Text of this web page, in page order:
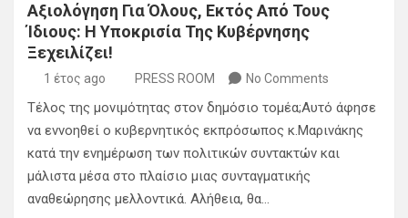
Αξιολόγηση Για Όλους, Εκτός Από Τους
Ίδιους: Η Υποκρισία Της Κυβέρνησης
Ξεχειλίζει!
1 έτος ago PRESS ROOM No Comments
Τέλος της μονιμότητας στον δημόσιο τομέα;Αυτό άφησε
να εννοηθεί ο κυβερνητικός εκπρόσωπος κ.Μαρινάκης
κατά την ενημέρωση των πολιτικών συντακτών και
μάλιστα μέσα στο πλαίσιο μιας συνταγματικής
αναθεώρησης μελλοντικά. Αλήθεια, θα…